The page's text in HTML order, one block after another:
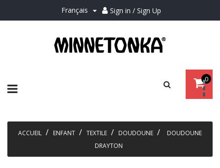
Français  Sign in / Sign Up
navigation
0
ACCUEIL ENFANT TEXTILE DOUDOUNE
DOUDOUNE
DRAYTON